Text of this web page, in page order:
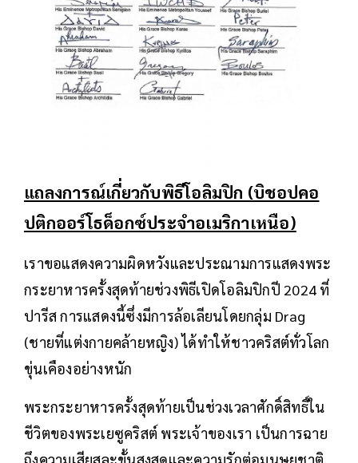
แถลงการณ์เกี่ยวกับพิธีโอลิมปิก (บิชอปคอ
ปติกออร์โธด็อกซ์ประจำอเมริกาเหนือ)
เราขอแสดงความผิดหวังและประณามการแสดงพระ
กระยาหารครั้งสุดท้ายช่วงพิธีเปิดโอลิมปิกปี 2024 ที่
ปารีส การแสดงนี้ซึ่งมีการล้อเลียนโดยกลุ่ม Drag
(ชายที่แต่งกายคล้ายหญิง) ได้ทำให้ชาวคริสต์ทั่วโลก
ขุ่นเคืองอย่างหนัก
พระกระยาหารครั้งสุดท้ายเป็นช่วงเวลาศักดิ์สิทธิ์ใน
ชีวิตของพระเยซูคริสต์ พระเจ้าของเรา เป็นการฉาย